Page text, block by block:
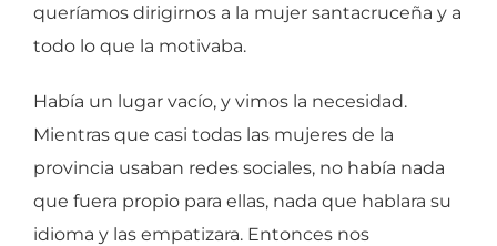
queríamos dirigirnos a la mujer santacruceña y a
todo lo que la motivaba.
Había un lugar vacío, y vimos la necesidad.
Mientras que casi todas las mujeres de la
provincia usaban redes sociales, no había nada
que fuera propio para ellas, nada que hablara su
idioma y las empatizara. Entonces nos